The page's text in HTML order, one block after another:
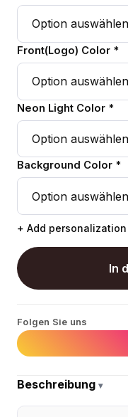
Front(Logo) Color *
Neon Light Color *
Background Color *
+ Add personalization
In
Folgen Sie uns
Beschreibung ▾